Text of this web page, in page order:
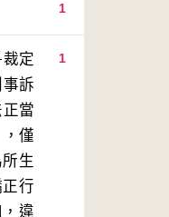
1
1
定
訴
當
僅
生
行
違